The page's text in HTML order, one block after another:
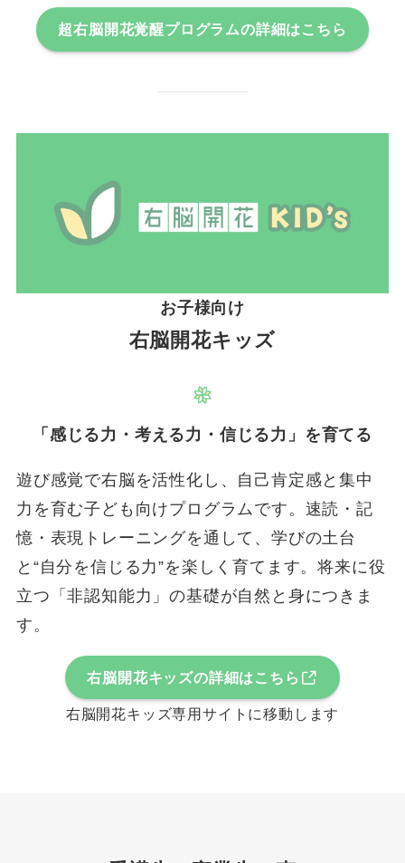
超右脳開花覚醒プログラムの詳細はこちら
お子様向け
右脳開花キッズ
「感じる力・考える力・信じる力」を育てる
遊び感覚で右脳を活性化し、自己肯定感と集中
力を育む子ども向けプログラムです。速読・記
憶・表現トレーニングを通して、学びの土台
と“自分を信じる力”を楽しく育てます。将来に役
立つ「非認知能力」の基礎が自然と身につきま
す。
右脳開花キッズの詳細はこちら
右脳開花キッズ専用サイトに移動します